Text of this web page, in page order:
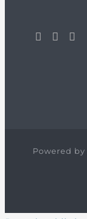
Powered by